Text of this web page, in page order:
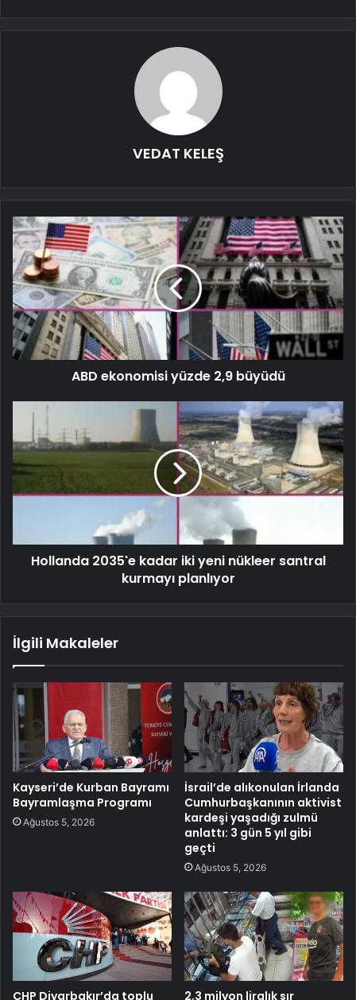
VEDAT KELEŞ
ABD ekonomisi yüzde 2,9 büyüdü
Hollanda 2035'e kadar iki yeni nükleer santral
kurmayı planlıyor
İlgili Makaleler
Kayseri’de Kurban Bayramı
Bayramlaşma Programı
Ağustos 5, 2026
İsrail’de alıkonulan İrlanda
Cumhurbaşkanının aktivist
kardeşi yaşadığı zulmü
anlattı: 3 gün 5 yıl gibi
geçti
Ağustos 5, 2026
CHP Diyarbakır’da toplu 2,3 milyon liralık sır